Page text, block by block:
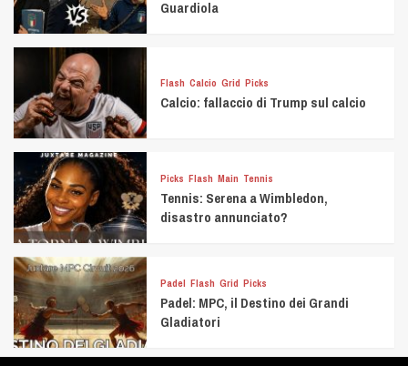
Guardiola
Flash Calcio Grid Picks
Calcio: fallaccio di Trump sul calcio
Picks Flash Main Tennis
Tennis: Serena a Wimbledon,
disastro annunciato?
Padel Flash Grid Picks
Padel: MPC, il Destino dei Grandi
Gladiatori